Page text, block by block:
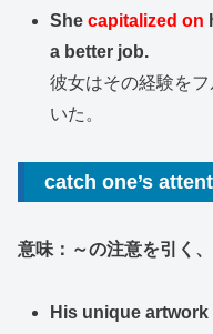
Shecapitalized on
a better job.
彼女はその経験を
いた。
catch one’s
意味：～の注意を引く
His unique artwork